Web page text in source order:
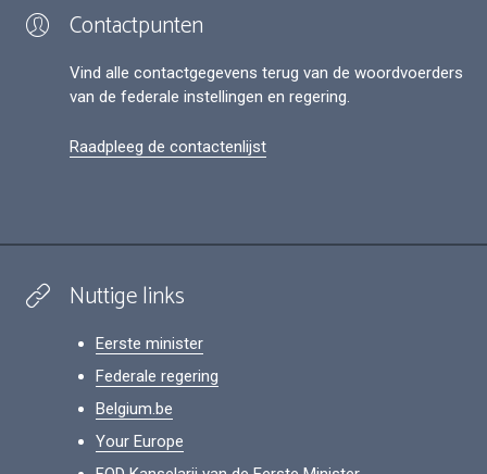
Contactpunten
Vind alle contactgegevens terug van de woordvoerders
van de federale instellingen en regering.
Raadpleeg de contactenlijst
Nuttige links
Eerste minister
Federale regering
Belgium.be
Your Europe